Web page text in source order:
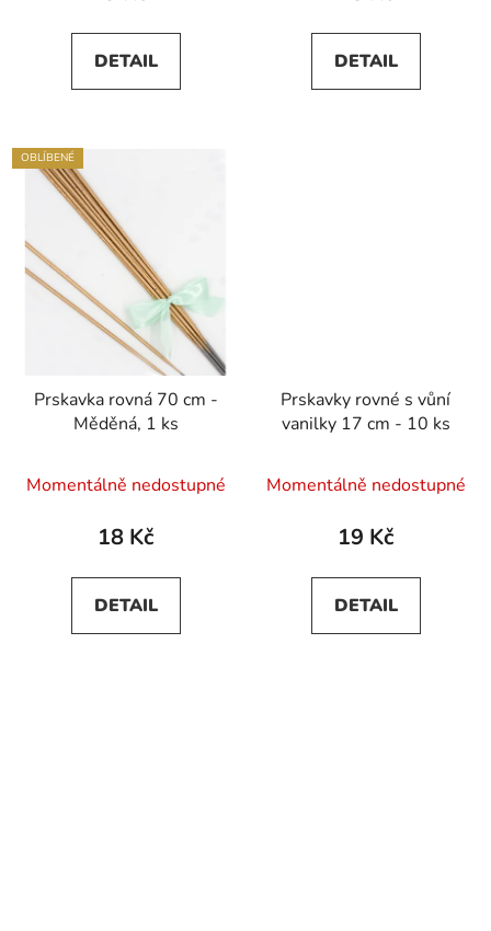
5,0
z
DETAIL DETAIL
OBLÍBENÉ
Prskavka rovná 70 cm -
Měděná, 1 ks
Momentálně nedostupné
18 Kč
DETAIL
Prskavky rovné s vůní
vanilky 17 cm - 10 ks
Momentálně nedostupné
19 Kč
DETAIL